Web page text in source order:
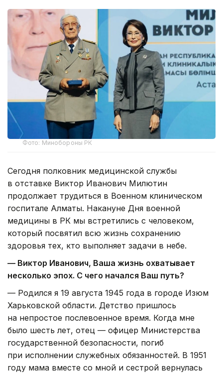
Фото: Минобороны РК
Сегодня полковник медицинской службы
в отставке Виктор Иванович Милютин
продолжает трудиться в Военном клиническом
госпитале Алматы. Накануне Дня военной
медицины в РК мы встретились с человеком,
который посвятил всю жизнь сохранению
здоровья тех, кто выполняет задачи в небе.
— Виктор Иванович, Ваша жизнь охватывает
несколько эпох. С чего начался Ваш путь?
— Родился я 19 августа 1945 года в городе Изюм
Харьковской области. Детство пришлось
на непростое послевоенное время. Когда мне
было шесть лет, отец — офицер Министерства
государственной безопасности, погиб
при исполнении служебных обязанностей. В 1951
году мама вместе со мной и сестрой вернулась